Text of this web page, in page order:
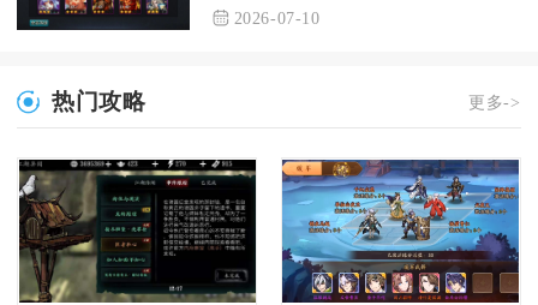
2026-07-10
热门攻略 更多->